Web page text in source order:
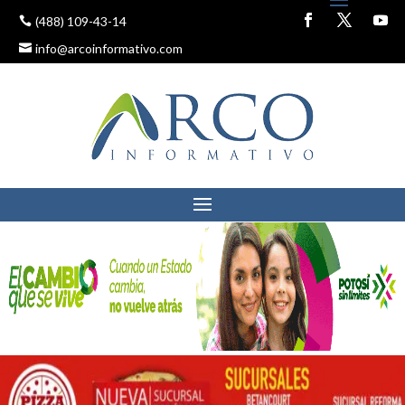
(488) 109-43-14
info@arcoinformativo.com
DIF ESTATAL LLEVA